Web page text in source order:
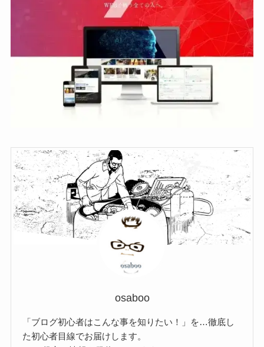
osaboo
「ブログ初心者はこんな事を知りたい！」を…徹底し
た初心者目線でお届けします。